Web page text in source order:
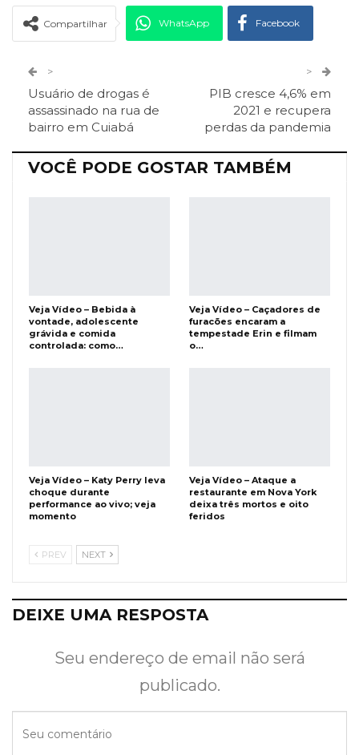
Compartilhar WhatsApp Facebook
>
Usuário de drogas é
assassinado na rua de
bairro em Cuiabá
>
PIB cresce 4,6% em
2021 e recupera
perdas da pandemia
VOCÊ PODE GOSTAR TAMBÉM
Veja Vídeo – Bebida à
vontade, adolescente
grávida e comida
controlada: como…
Veja Vídeo – Caçadores de
furacões encaram a
tempestade Erin e filmam
o…
Veja Vídeo – Katy Perry leva
choque durante
performance ao vivo; veja
momento
Veja Vídeo – Ataque a
restaurante em Nova York
deixa três mortos e oito
feridos
PREV NEXT
DEIXE UMA RESPOSTA
Seu endereço de email não será
publicado.